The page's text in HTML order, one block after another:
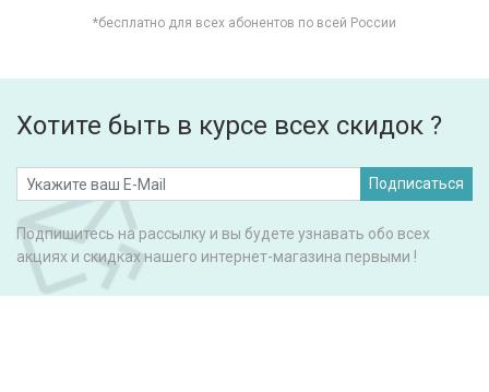
*бесплатно для всех абонентов по всей России
Хотите быть в курсе всех скидок ?
Подписаться
Подпишитесь на рассылку и вы будете узнавать обо всех
акциях и скидках нашего интернет-магазина первыми !